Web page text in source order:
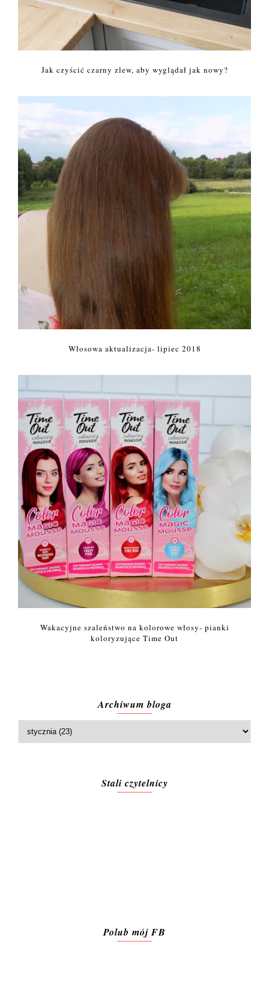
Jak czyścić czarny zlew, aby wyglądał jak nowy?
Włosowa aktualizacja- lipiec 2018
Wakacyjne szaleństwo na kolorowe włosy- pianki
koloryzujące Time Out
Archiwum bloga
Stali czytelnicy
Polub mój FB